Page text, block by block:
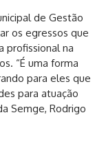
de Gestão
os egressos que
profissional na
“É uma forma
para eles que
para atuação
Semge, Rodrigo